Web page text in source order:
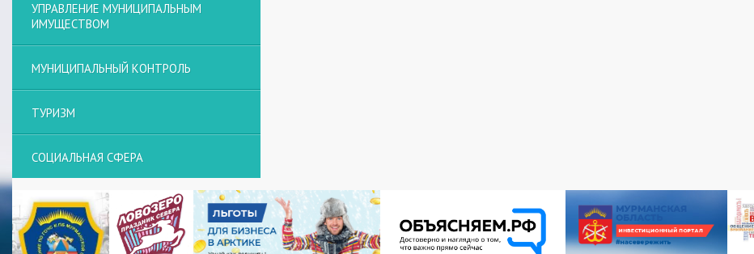
УПРАВЛЕНИЕ МУНИЦИПАЛЬНЫМ
ИМУЩЕСТВОМ
МУНИЦИПАЛЬНЫЙ КОНТРОЛЬ
ТУРИЗМ
СОЦИАЛЬНАЯ СФЕРА